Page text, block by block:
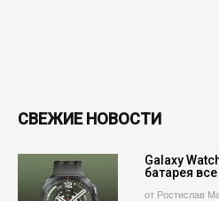
СВЕЖИЕ НОВОСТИ
Galaxy
батарея
от Ростислав